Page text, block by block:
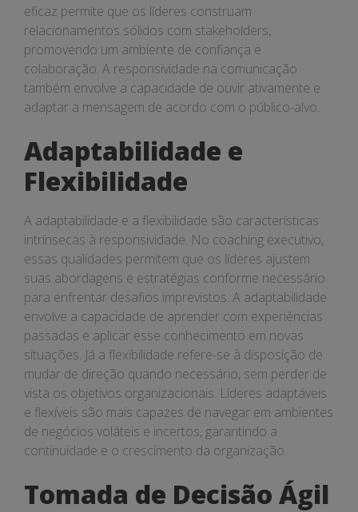
eficaz permite que os líderes construam
relacionamentos sólidos com stakeholders,
promovendo um ambiente de confiança e
colaboração. A responsividade na comunicação
também envolve a capacidade de ouvir ativamente e
adaptar a mensagem de acordo com o público-alvo.
Adaptabilidade e
Flexibilidade
A adaptabilidade e a flexibilidade são características
intrínsecas à responsividade. No coaching executivo,
essas qualidades permitem que os líderes ajustem
suas abordagens e estratégias conforme necessário
para enfrentar desafios imprevistos. A adaptabilidade
envolve a capacidade de aprender com experiências
passadas e aplicar esse conhecimento em novas
situações. Já a flexibilidade refere-se à disposição de
mudar de direção quando necessário, sem perder de
vista os objetivos organizacionais. Líderes adaptáveis
e flexíveis são mais capazes de navegar em ambientes
de negócios voláteis e incertos, garantindo a
continuidade e o crescimento da organização.
Tomada de Decisão Ágil